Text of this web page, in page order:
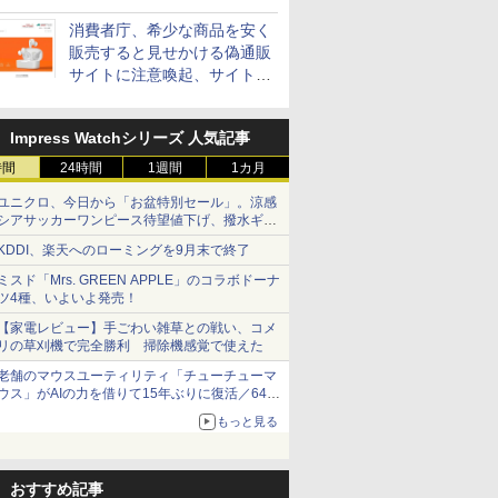
消費者庁、希少な商品を安く
販売すると見せかける偽通販
サイトに注意喚起、サイト名
Impress Watchシリーズ 人気記事
24時間 1週間 1カ月
ニクロ、今日から「お盆特別セール」。涼感
アサッカーワンピース待望値下げ、撥水ギア
ョーツは1990円に
、楽天へのローミングを9月末で終了
スド「Mrs. GREEN APPLE」のコラボドーナ
4種、いよいよ発売！
家電レビュー】手ごわい雑草との戦い、コメ
の草刈機で完全勝利 掃除機感覚で使えた
舗のマウスユーティリティ「チューチューマ
ス」がAIの力を借りて15年ぶりに復活／64bit
、Windows 10/11、「Chrome」も走り回
。復活記念で2026年末まで500円
もっと見る
おすすめ記事